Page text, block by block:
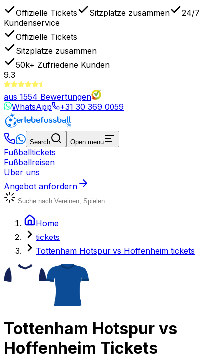
Offizielle Tickets Sitzplätze zusammen
24/7
Kundenservice
Offizielle Tickets
Sitzplätze zusammen
50k+ Zufriedene Kunden
9.3
aus 1554 Bewertungen
WhatsApp
+31 30 369 0059
Search Open menu
Fußballtickets
Fußballreisen
Über uns
Angebot anfordern
Home
tickets
Tottenham Hotspur vs Hoffenheim tickets
Tottenham Hotspur vs
Hoffenheim Tickets